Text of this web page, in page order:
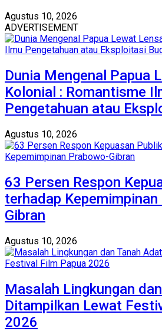
Agustus 10, 2026
ADVERTISEMENT
Dunia Mengenal Papua
Kolonial : Romantisme
Pengetahuan atau
Agustus 10, 2026
63 Persen Respon
terhadap
Gibran
Agustus 10, 2026
Masalah Lingkungan
Ditampilkan Lewat
2026